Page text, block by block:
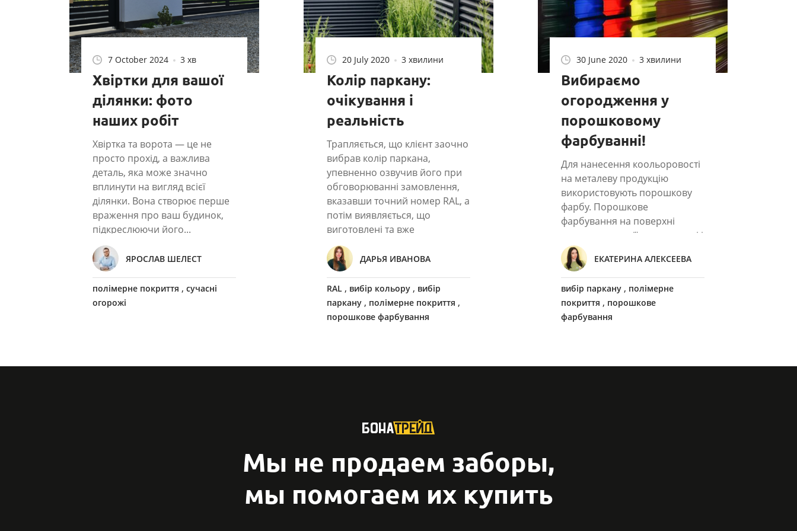
7 October 2024 3 хв
Хвіртки для вашої
ділянки: фото
наших робіт
Хвіртка та ворота — це не
просто прохід, а важлива
деталь, яка може значно
вплинути на вигляд всієї
ділянки. Вона створює перше
враження про ваш будинок,
підкреслюючи його...
ЯРОСЛАВ ШЕЛЕСТ
полімерне покриття , сучасні
огорожі
20 July 2020 3 хвилини
Колір паркану:
очікування і
реальність
Трапляється, що клієнт заочно
вибрав колір паркана,
упевненно озвучив його при
обговорюванні замовлення,
вказавши точний номер RAL, а
потім виявляється, що
виготовлені та вже
пофарбовані секції паркану
його...
ДАРЬЯ ИВАНОВА
RAL , вибір кольору , вибір
паркану , полімерне покриття ,
порошкове фарбування
30 June 2020 3 хвилини
Вибираємо
огородження у
порошковому
фарбуванні!
Для нанесення коольоровості
на металеву продукцію
використовують порошкову
фарбу. Порошкове
фарбування на поверхні
металопродукції, в тому числі і
на огородженнях, утворює
полімерний, кольоровий шар,
який характеризується
багатьма корисними...
ЕКАТЕРИНА АЛЕКСЕЕВА
вибір паркану , полімерне
покриття , порошкове
фарбування
Мы не продаем заборы,
мы помогаем их купить